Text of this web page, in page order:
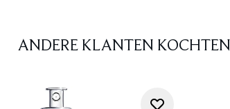
ANDERE KLANTEN KOCHTEN